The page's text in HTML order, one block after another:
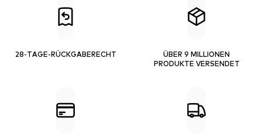
28-TAGE-RÜCKGABERECHT
ÜBER 9 MILLIONEN
PRODUKTE VERSENDET